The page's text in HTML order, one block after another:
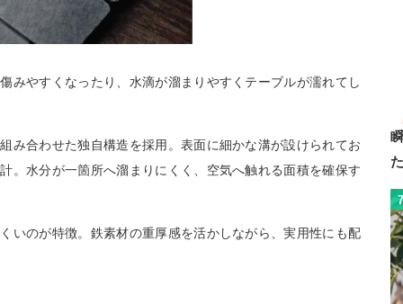
みやすくなったり、水滴が溜まりやすくテーブルが濡れてし
み合わせた独自構造を採用。表面に細かな溝が設けられてお
。水分が一箇所へ溜まりにくく、空気へ触れる面積を確保す
いのが特徴。鉄素材の重厚感を活かしながら、実用性にも配